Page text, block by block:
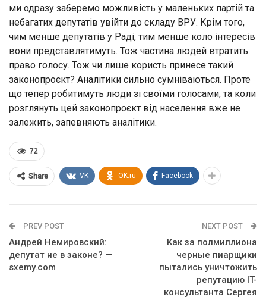
ми одразу заберемо можливість у маленьких партій та
небагатих депутатів увійти до складу ВРУ. Крім того,
чим менше депутатів у Раді, тим менше коло інтересів
вони представлятимуть. Тож частина людей втратить
право голосу. Тож чи лише користь принесе такий
законопроєкт? Аналітики сильно сумніваються. Проте
що тепер робитимуть люди зі своїми голосами, та коли
розглянуть цей законопроєкт від населення вже не
залежить, запевняють аналітики.
72
Share VK OK.ru Facebook
PREV POST
Андрей Немировский:
депутат не в законе? —
sxemy.com
NEXT POST
Как за полмиллиона
черные пиарщики
пытались уничтожить
репутацию IT-
консультанта Сергея